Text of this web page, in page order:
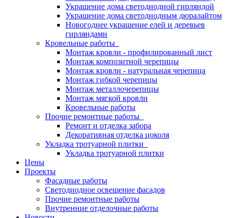
Украшение дома светодиодной гирляндой
Украшение дома светодиодным дюралайтом
Новогоднее украшение елей и деревьев
гирляндами
Кровельные работы
Монтаж кровли - профилированный лист
Монтаж композитной черепицы
Монтаж кровли - натуральная черепица
Монтаж гибкой черепицы
Монтаж металлочерепицы
Монтаж мягкой кровли
Кровельные работы
Прочие ремонтные работы
Ремонт и отделка забора
Декоративная отделка цоколя
Укладка тротуарной плитки
Укладка тротуарной плитки
Цены
Проекты
Фасадные работы
Светодиодное освещение фасадов
Прочие ремонтные работы
Внутренние отделочные работы